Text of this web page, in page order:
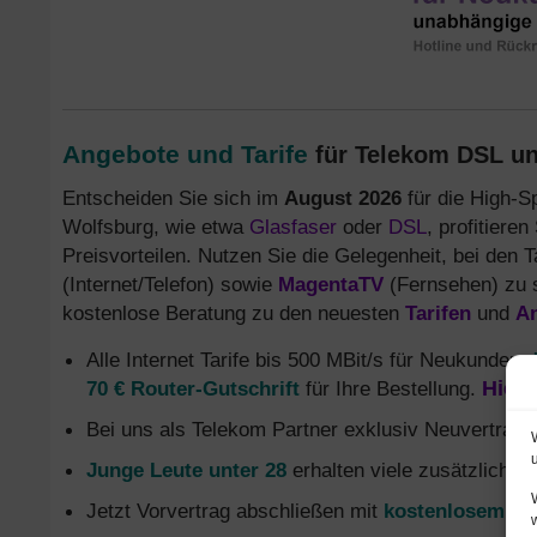
Angebote und Tarife für Telekom DSL
Entscheiden Sie sich im August 2026 für die High-
Wolfsburg, wie etwa Glasfaser oder DSL, profitieren
Preisvorteilen. Nutzen Sie die Gelegenheit, bei den
(Internet/Telefon) sowie MagentaTV (Fernsehen) zu
kostenlose Beratung zu den neuesten Tarifen und
Alle Internet Tarife bis 500 MBit/s für Neukunden
70 € Router-Gutschrift für Ihre Bestellung. Hier
Bei uns als Telekom Partner exklusiv Neuvertrag
Junge Leute unter 28 erhalten viele zusätzliche
Jetzt Vorvertrag abschließen mit kostenlosem